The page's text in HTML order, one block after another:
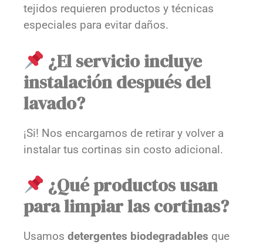
tejidos requieren productos y técnicas
especiales para evitar daños.
¿El servicio incluye
instalación después del
lavado?
¡Si! Nos encargamos de retirar y volver a
instalar tus cortinas sin costo adicional.
¿Qué productos usan
para limpiar las cortinas?
Usamos detergentes biodegradables que